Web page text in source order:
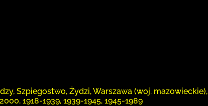
Szpiegostwo, Żydzi, Warszawa (woj. mazowieckie),
1918-1939, 1939-1945, 1945-1989